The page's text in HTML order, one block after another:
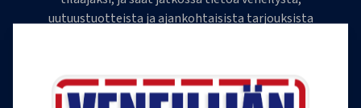
uutuustuotteista ja ajankohtaisista tarjouksista
tilauksen milloin tahansa.